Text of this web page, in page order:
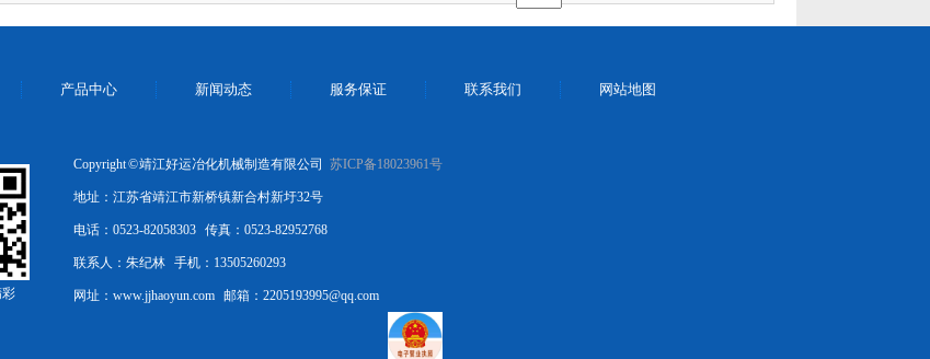
产品中心 新闻动态 服务保证 联系我们 网站地图
Copyright © 靖江好运冶化机械制造有限公司 苏ICP备18023961号
地址：江苏省靖江市新桥镇新合村新圩32号
电话：0523-82058303 传真：0523-82952768
联系人：朱纪林 手机：13505260293
网址：www.jjhaoyun.com 邮箱：2205193995@qq.com